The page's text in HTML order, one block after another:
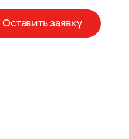
Оставить заявку